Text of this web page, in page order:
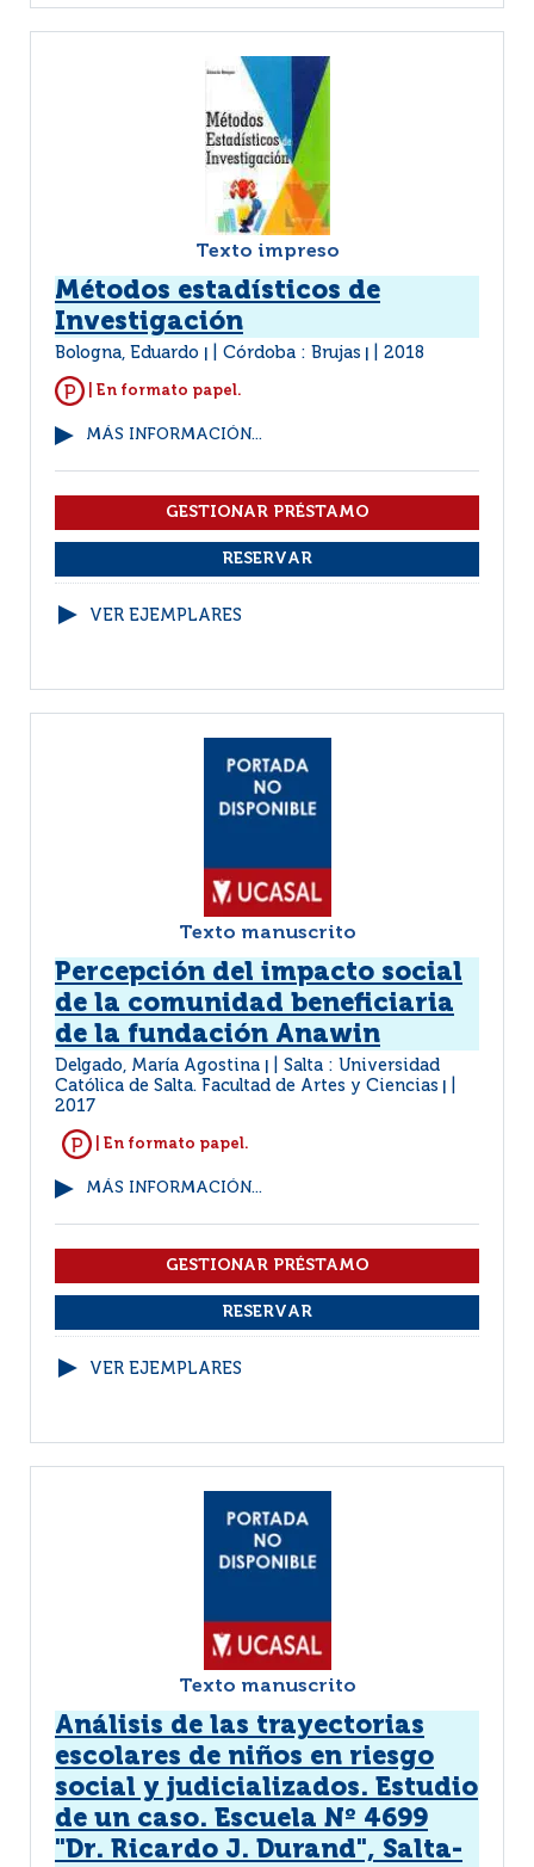
Texto impreso
Métodos estadísticos de
Investigación
Bologna, Eduardo Córdoba : Brujas 2018
| En formato papel.
MÁS INFORMACIÓN...
VER EJEMPLARES
Texto manuscrito
Percepción del impacto social
de la comunidad beneficiaria
de la fundación Anawin
Delgado, María Agostina
Salta : Universidad
Católica de Salta. Facultad de Artes y Ciencias
2017
| En formato papel.
MÁS INFORMACIÓN...
VER EJEMPLARES
Texto manuscrito
Análisis de las trayectorias
escolares de niños en riesgo
social y judicializados. Estudio
de un caso. Escuela Nº 4699
"Dr. Ricardo J. Durand", Salta-